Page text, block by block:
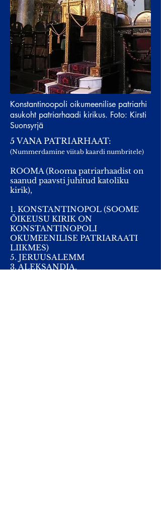
Konstantinoopoli oikumeenilise patriarhi
asukoht patriarhaadi kirikus. Foto: Kirsti
Suonsyrjä
5 VANA PATRIARHAAT:
(Nummerdamine viitab kaardi numbritele)
ROOMA (Rooma patriarhaadist on
saanud paavsti juhitud katoliku
kirik),
1. KONSTANTINOPOL (SOOME
ÕIKEUSU KIRIK ON
KONSTANTINOPOLI
OKUMEENILISE PATRIARAATI
LIIKMES)
5. JERUUSALEMM
3. ALEKSANDIA,